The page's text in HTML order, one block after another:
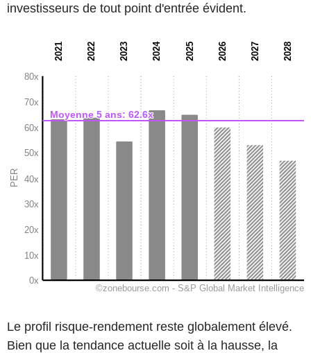
investisseurs de tout point d'entrée évident.
Le profil risque-rendement reste globalement élevé.
Bien que la tendance actuelle soit à la hausse, la